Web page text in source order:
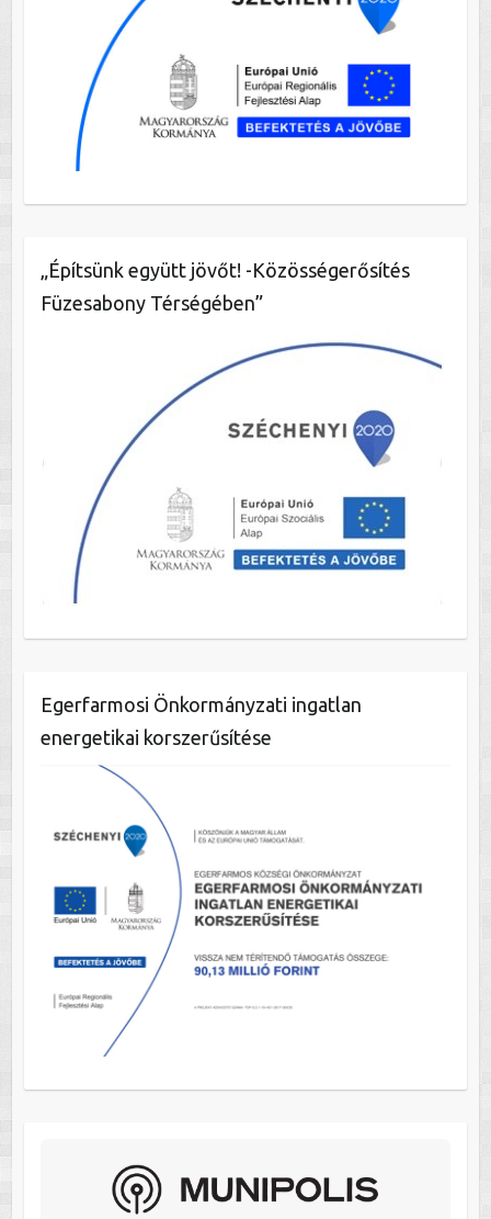
„Építsünk együtt jövőt! -Közösségerősítés
Füzesabony Térségében”
Egerfarmosi Önkormányzati ingatlan
energetikai korszerűsítése